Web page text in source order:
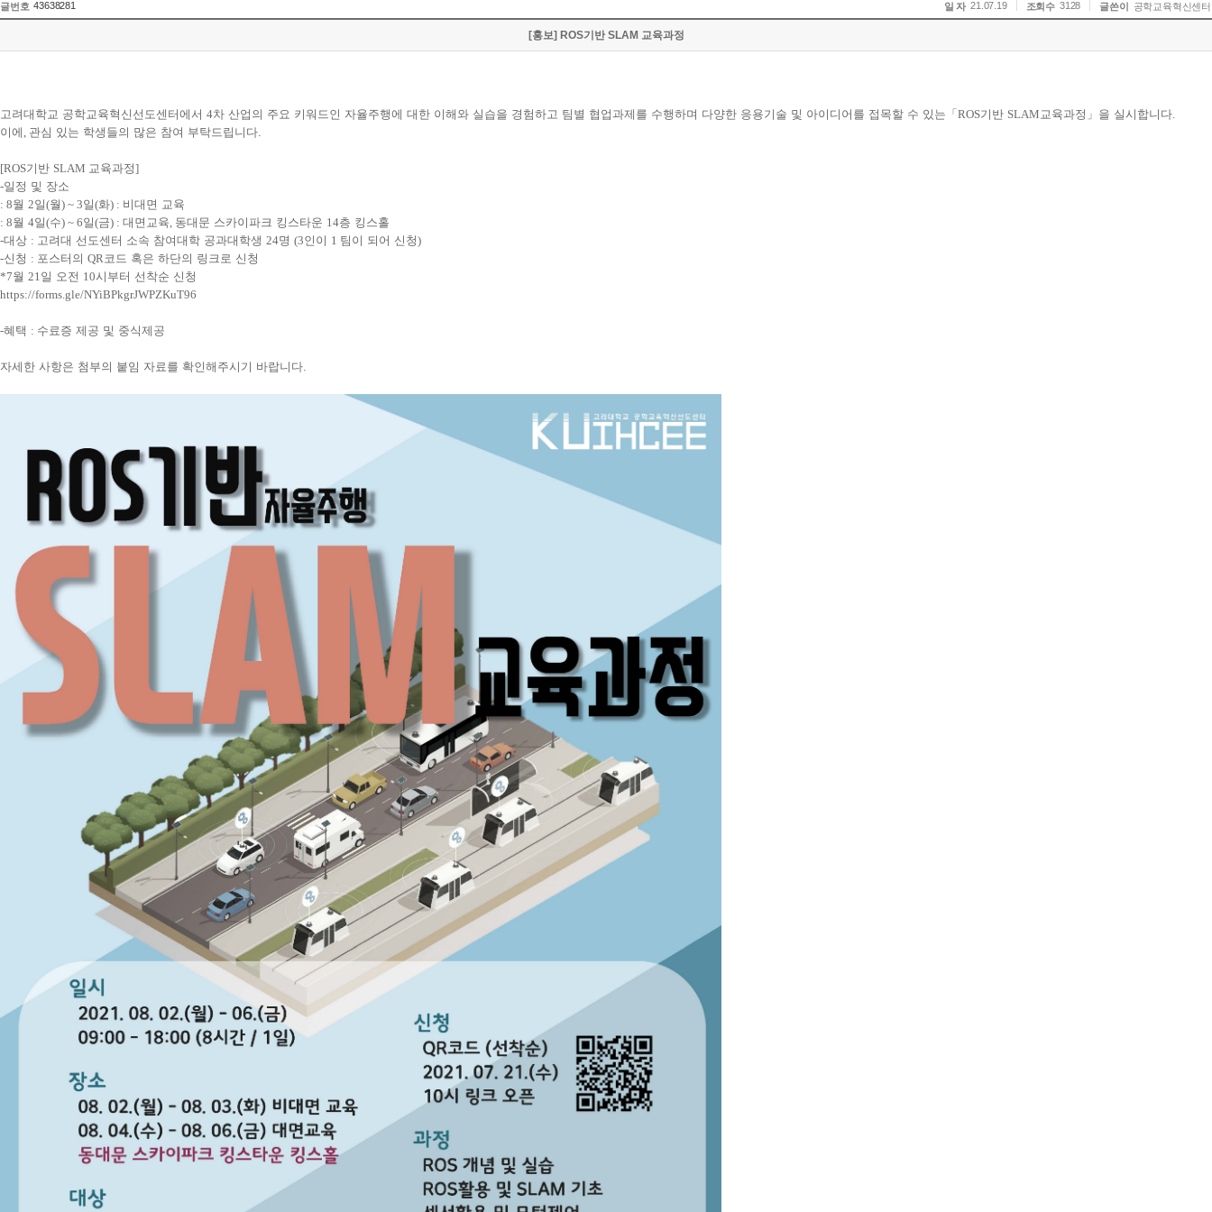
글번호 43638281 일 자 21.07.19 조회수 3128 글쓴이 공학교육혁신센터
[홍보] ROS기반 SLAM 교육과정
고려대학교 공학교육혁신선도센터에서 4차 산업의 주요 키워드인 자율주행에 대한 이해와 실습을 경험하고 팀별 협업과제를 수행하며 다양한 응용기술 및 아이디어를 접목할 수 있는 「 ROS기반 SLAM교육과정 」 을 실시합니다.
이에 , 관심 있는 학생들의 많은 참여 부탁드립니다.
[ROS기반 SLAM 교육과정]
-일정 및 장소
: 8월 2일(월) ~ 3일(화) : 비대면 교육
: 8월 4일(수) ~ 6일(금) : 대면교육, 동대문 스카이파크 킹스타운 14층 킹스홀
-대상 : 고려대 선도센터 소속 참여대학 공과대학생 24명 (3인이 1 팀이 되어 신청)
-신청 : 포스터의 QR코드 혹은 하단의 링크로 신청
*7월 21일 오전 10시부터 선착순 신청
https://forms.gle/NYiBPkgrJWPZKuT96
-혜택 : 수료증 제공 및 중식제공
자세한 사항은 첨부의 붙임 자료를 확인해주시기 바랍니다.